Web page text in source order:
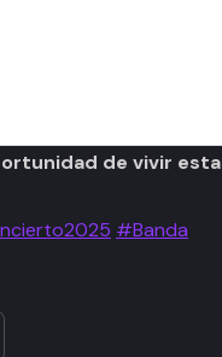
de vivir esta
#Banda